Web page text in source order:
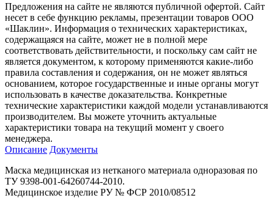
Предложения на сайте не являются публичной офертой. Сайт
несет в себе функцию рекламы, презентации товаров ООО
«Шаклин». Информация о технических характеристиках,
содержащаяся на сайте, может не в полной мере
соответствовать действительности, и поскольку сам сайт не
является документом, к которому применяются какие-либо
правила составления и содержания, он не может являться
основанием, которое государственные и иные органы могут
использовать в качестве доказательства. Конкретные
технические характеристики каждой модели устанавливаются
производителем. Вы можете уточнить актуальные
характеристики товара на текущий момент у своего
менеджера.
Описание Документы
Маска медицинская из нетканого материала одноразовая по
ТУ 9398-001-64260744-2010.
Медицинское изделие РУ № ФСР 2010/08512